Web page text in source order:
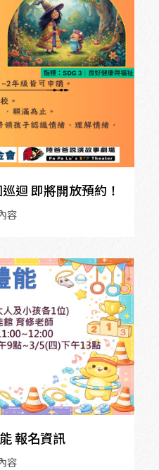
迴 即將開放預約！
容
報名資訊
容